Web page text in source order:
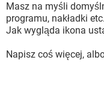
Masz na myśli
programu, nakładki
Jak wygląda ikona
Napisz coś więcej,